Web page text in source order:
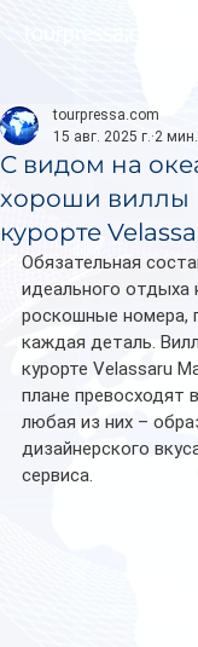
С видом на
хороши виллы
курорте
tourpressa.com
15 авг. 2025 г. 2
Обязательная
идеального отдыха
роскошные номера,
каждая деталь.
курорте Velassaru
плане превосходят
любая из них –
дизайнерского
сервиса.